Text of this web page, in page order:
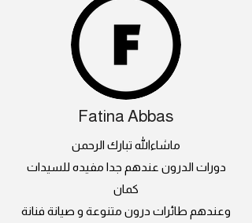
Fatina Abbas
ماشاءالله تبارك الرحمن
دورات الدرون عندهم جدا مفيده للسيدات
كمان
وعندهم طائرات درون متنوعة و صيانة فنانة